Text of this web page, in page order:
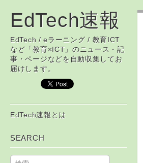
EdTech速報
EdTech / eラーニング / 教育ICT
など「教育×ICT」のニュース・記
事・ページなどを自動収集してお
届けします。
Skip to content
EdTech速報とは
SEARCH
検索: